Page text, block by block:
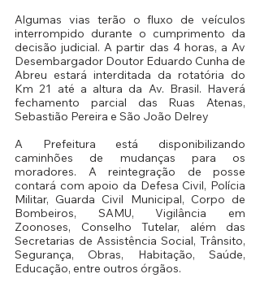
Algumas vias terão o fluxo de veículos
interrompido durante o cumprimento da
decisão judicial. A partir das 4 horas, a Av
Desembargador Doutor Eduardo Cunha de
Abreu estará interditada da rotatória do
Km 21 até a altura da Av. Brasil. Haverá
fechamento parcial das Ruas Atenas,
Sebastião Pereira e São João Delrey
A Prefeitura está disponibilizando
caminhões de mudanças para os
moradores. A reintegração de posse
contará com apoio da Defesa Civil, Polícia
Militar, Guarda Civil Municipal, Corpo de
Bombeiros, SAMU, Vigilância em
Zoonoses, Conselho Tutelar, além das
Secretarias de Assistência Social, Trânsito,
Segurança, Obras, Habitação, Saúde,
Educação, entre outros órgãos.